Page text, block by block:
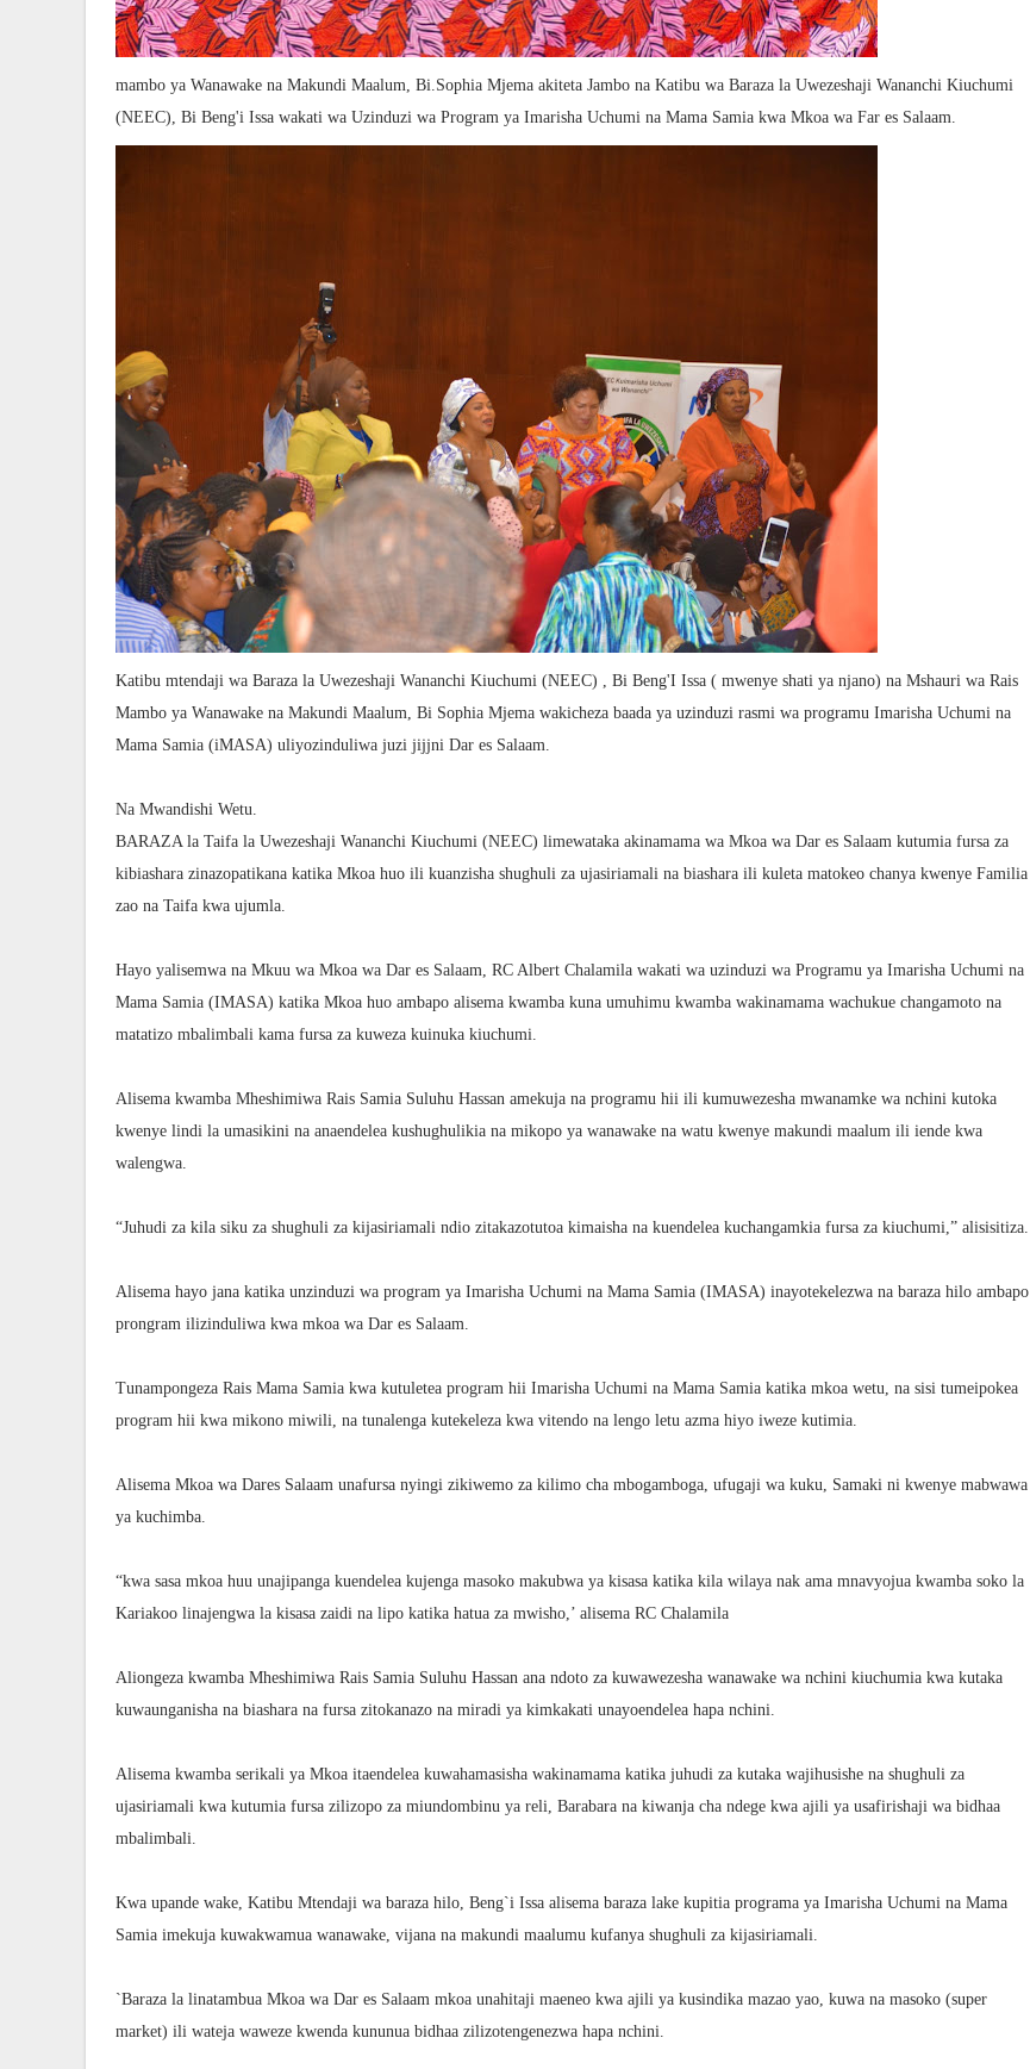
mambo ya Wanawake na Makundi Maalum, Bi.Sophia Mjema akiteta Jambo na Katibu wa Baraza la Uwezeshaji Wananchi Kiuchumi
(NEEC), Bi Beng'i Issa wakati wa Uzinduzi wa Program ya Imarisha Uchumi na Mama Samia kwa Mkoa wa Far es Salaam.
Katibu mtendaji wa Baraza la Uwezeshaji Wananchi Kiuchumi (NEEC) , Bi Beng'I Issa ( mwenye shati ya njano) na Mshauri wa Rais
Mambo ya Wanawake na Makundi Maalum, Bi Sophia Mjema wakicheza baada ya uzinduzi rasmi wa programu Imarisha Uchumi na
Mama Samia (iMASA) uliyozinduliwa juzi jijjni Dar es Salaam.
Na Mwandishi Wetu.
BARAZA la Taifa la Uwezeshaji Wananchi Kiuchumi (NEEC) limewataka akinamama wa Mkoa wa Dar es Salaam kutumia fursa za
kibiashara zinazopatikana katika Mkoa huo ili kuanzisha shughuli za ujasiriamali na biashara ili kuleta matokeo chanya kwenye Familia
zao na Taifa kwa ujumla.
Hayo yalisemwa na Mkuu wa Mkoa wa Dar es Salaam, RC Albert Chalamila wakati wa uzinduzi wa Programu ya Imarisha Uchumi na
Mama Samia (IMASA) katika Mkoa huo ambapo alisema kwamba kuna umuhimu kwamba wakinamama wachukue changamoto na
matatizo mbalimbali kama fursa za kuweza kuinuka kiuchumi.
Alisema kwamba Mheshimiwa Rais Samia Suluhu Hassan amekuja na programu hii ili kumuwezesha mwanamke wa nchini kutoka
kwenye lindi la umasikini na anaendelea kushughulikia na mikopo ya wanawake na watu kwenye makundi maalum ili iende kwa
walengwa.
“Juhudi za kila siku za shughuli za kijasiriamali ndio zitakazotutoa kimaisha na kuendelea kuchangamkia fursa za kiuchumi,” alisisitiza.
Alisema hayo jana katika unzinduzi wa program ya Imarisha Uchumi na Mama Samia (IMASA) inayotekelezwa na baraza hilo ambapo
prongram ilizinduliwa kwa mkoa wa Dar es Salaam.
Tunampongeza Rais Mama Samia kwa kutuletea program hii Imarisha Uchumi na Mama Samia katika mkoa wetu, na sisi tumeipokea
program hii kwa mikono miwili, na tunalenga kutekeleza kwa vitendo na lengo letu azma hiyo iweze kutimia.
Alisema Mkoa wa Dares Salaam unafursa nyingi zikiwemo za kilimo cha mbogamboga, ufugaji wa kuku, Samaki ni kwenye mabwawa
ya kuchimba.
“kwa sasa mkoa huu unajipanga kuendelea kujenga masoko makubwa ya kisasa katika kila wilaya nak ama mnavyojua kwamba soko la
Kariakoo linajengwa la kisasa zaidi na lipo katika hatua za mwisho,’ alisema RC Chalamila
Aliongeza kwamba Mheshimiwa Rais Samia Suluhu Hassan ana ndoto za kuwawezesha wanawake wa nchini kiuchumia kwa kutaka
kuwaunganisha na biashara na fursa zitokanazo na miradi ya kimkakati unayoendelea hapa nchini.
Alisema kwamba serikali ya Mkoa itaendelea kuwahamasisha wakinamama katika juhudi za kutaka wajihusishe na shughuli za
ujasiriamali kwa kutumia fursa zilizopo za miundombinu ya reli, Barabara na kiwanja cha ndege kwa ajili ya usafirishaji wa bidhaa
mbalimbali.
Kwa upande wake, Katibu Mtendaji wa baraza hilo, Beng`i Issa alisema baraza lake kupitia programa ya Imarisha Uchumi na Mama
Samia imekuja kuwakwamua wanawake, vijana na makundi maalumu kufanya shughuli za kijasiriamali.
`Baraza la linatambua Mkoa wa Dar es Salaam mkoa unahitaji maeneo kwa ajili ya kusindika mazao yao, kuwa na masoko (super
market) ili wateja waweze kwenda kununua bidhaa zilizotengenezwa hapa nchini.